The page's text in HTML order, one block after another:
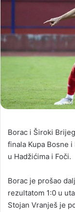
Borac i Široki
finala Kupa Bosne
u Hadžićima i Foči.
Borac je prošao
rezultatom 1:0 u
Stojan Vranješ je